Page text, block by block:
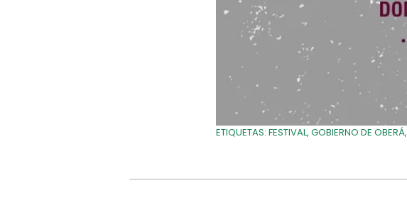
ETIQUETAS: FESTIVAL, GOBIERNO DE OBERÁ,